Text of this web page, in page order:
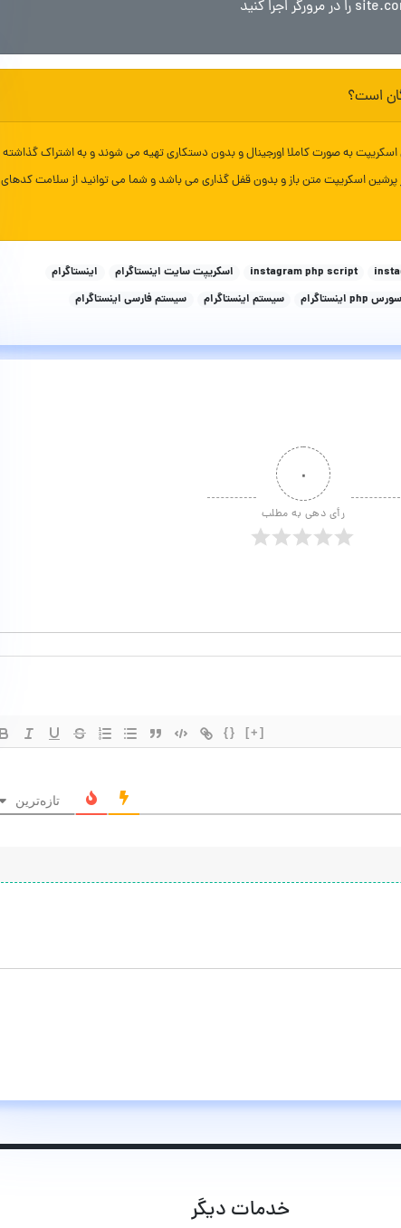
است؟
به صورت کاملا اورجینال و بدون دستکاری تهیه می شوند و به اشتراک گذاشته
اسکریپت متن باز و بدون قفل گذاری می باشد و شما می توانید از سلامت کدهای
instagram php script اسکریپت سایت اینستاگرام
اینستاگرام
سورس php اینستاگرام سیستم اینستاگرام سیستم فارسی اینستاگرام
۰
رأی دهی به مطلب
{} [+]
تازه‌ترین
خدمات دیگر